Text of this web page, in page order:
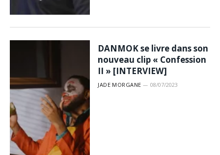
DANMOK se livre dans son
nouveau clip « Confession
II » [INTERVIEW]
JADE MORGANE 08/07/2023